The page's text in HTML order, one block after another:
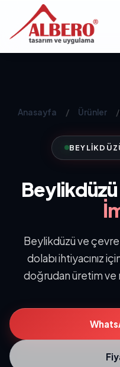
Anasayfa / Ürünler /
Beylikdüzü
Beylikdüzü ve
dolabı ihtiyacınız
doğrudan üretim ve